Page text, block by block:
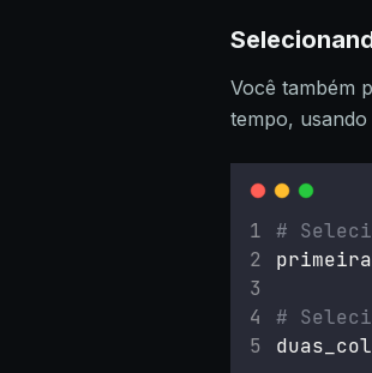
Você também
tempo, usando
#
#